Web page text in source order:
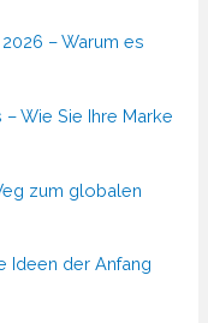
– Warum es
Wie Sie Ihre Marke
zum globalen
Ideen der Anfang